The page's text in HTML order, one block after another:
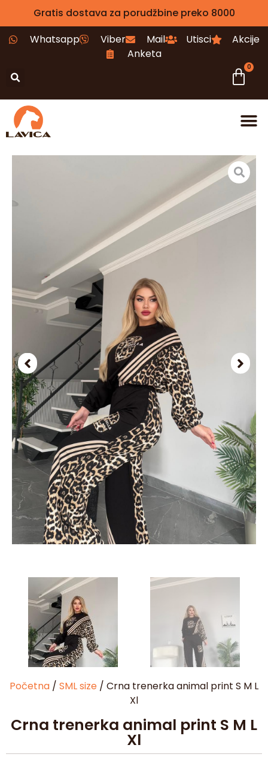
Gratis dostava za porudžbine preko 8000
Whatsapp
Viber Mail Utisci
Akcije
Anketa
0
Početna / SML size / Crna trenerka animal print S M L
Xl
Crna trenerka animal print S M L
Xl